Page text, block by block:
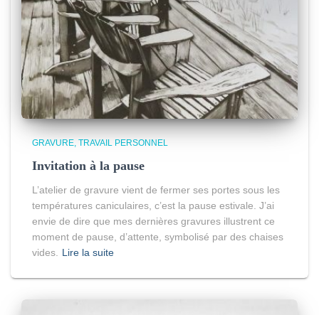
GRAVURE TRAVAIL PERSONNEL
Invitation à la pause
L’atelier de gravure vient de fermer ses portes sous les
températures caniculaires, c’est la pause estivale. J’ai
envie de dire que mes dernières gravures illustrent ce
moment de pause, d’attente, symbolisé par des chaises
vides.
Lire la suite